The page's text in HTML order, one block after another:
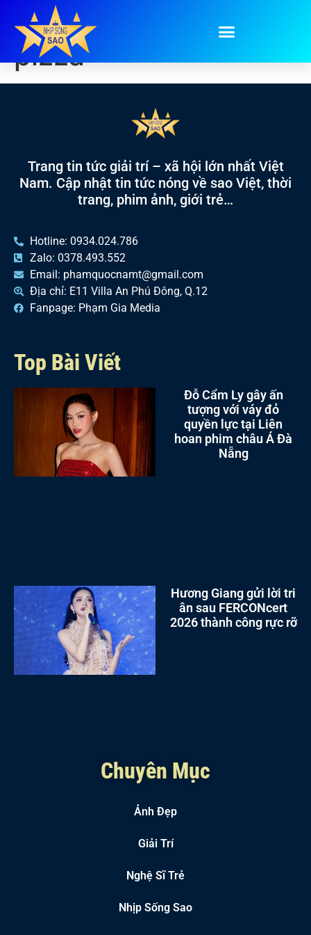
Tag:các phiên bản
pizza
Trang tin tức giải trí – xã hội lớn nhất Việt
Nam. Cập nhật tin tức nóng về sao Việt, thời
trang, phim ảnh, giới trẻ…
Hotline: 0934.024.786
Zalo: 0378.493.552
Email: phamquocnamt@gmail.com
Địa chỉ: E11 Villa An Phú Đông, Q.12
Fanpage: Phạm Gia Media
Top Bài Viết
Đỗ Cẩm Ly gây ấn
tượng với váy đỏ
quyền lực tại Liên
hoan phim châu Á Đà
Nẵng
Hương Giang gửi lời tri
ân sau FERCONcert
2026 thành công rực rỡ
Chuyên Mục
Ảnh Đẹp
Giải Trí
Nghệ Sĩ Trẻ
Nhịp Sống Sao